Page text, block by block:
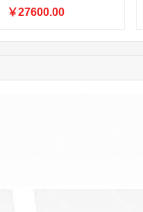
家
家
￥27600.00